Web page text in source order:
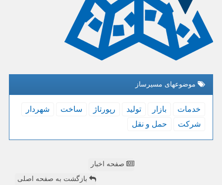
موضوعهای مسیرساز
خدمات بازار تولید رپورتاژ ساخت
شهردار
شركت
حمل و نقل
صفحه اخبار
بازگشت به صفحه اصلی